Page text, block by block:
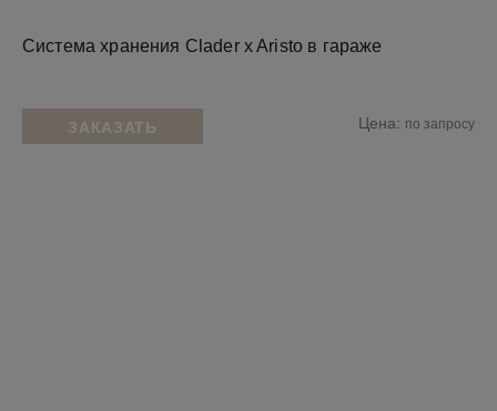
Система хранения Clader x Aristo в гараже
ЗАКАЗАТЬ Цена: по запросу